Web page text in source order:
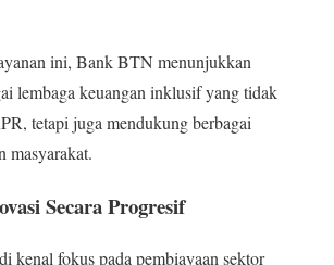
ini, Bank BTN menunjukkan
lembaga keuangan inklusif yang tidak
tetapi juga mendukung berbagai
masyarakat.
Secara Progresif
kenal fokus pada pembiayaan sektor